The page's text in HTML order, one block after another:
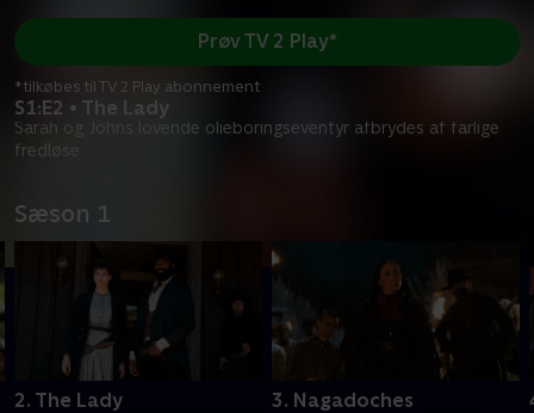
S1:E2 • The Lady
Sarah og Johns lovende olieboringseventyr afbrydes af farlige
fredløse
Prøv TV 2 Play*
*tilkøbes til TV 2 Play abonnement
Sæson 1
2. The Lady 3. Nagadoches